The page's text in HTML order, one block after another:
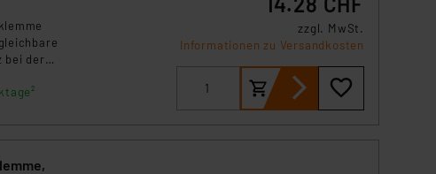
bei der
Mit
zzgl. MwSt.
Informationen zu Versandkosten